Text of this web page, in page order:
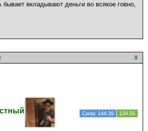
вкладывают деньги во всякое говно,
#
Сила: 144.39 134.56